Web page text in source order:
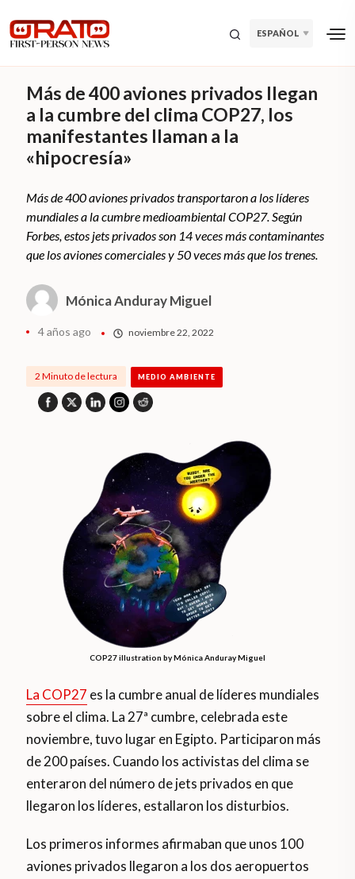
ESPAÑOL
Más de 400 aviones privados llegan
a la cumbre del clima COP27, los
manifestantes llaman a la
«hipocresía»
Más de 400 aviones privados transportaron a los líderes
mundiales a la cumbre medioambiental COP27. Según
Forbes, estos jets privados son 14 veces más contaminantes
que los aviones comerciales y 50 veces más que los trenes.
Mónica Anduray Miguel
4 años ago noviembre 22, 2022
2 Minuto de lectura MEDIO AMBIENTE
COP27 illustration by Mónica Anduray Miguel
La COP27 es la cumbre anual de líderes mundiales
sobre el clima. La 27ª cumbre, celebrada este
noviembre, tuvo lugar en Egipto. Participaron más
de 200 países. Cuando los activistas del clima se
enteraron del número de jets privados en que
llegaron los líderes, estallaron los disturbios.
Los primeros informes afirmaban que unos 100
aviones privados llegaron a los dos aeropuertos